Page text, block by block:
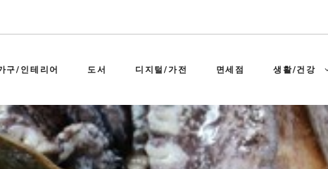
구/인테리어 도서 디지털/가전 면세점 생활/건강